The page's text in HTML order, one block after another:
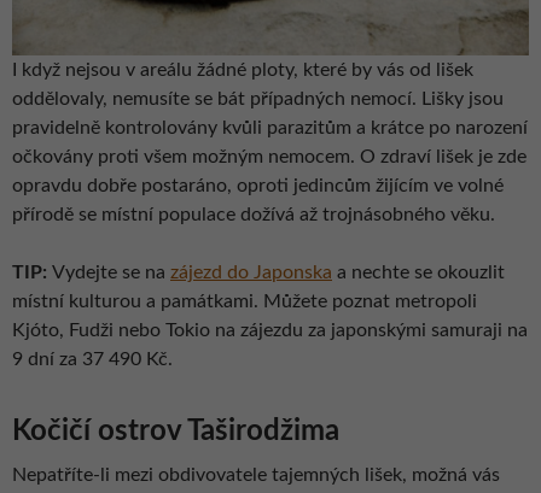
I když nejsou v areálu žádné ploty, které by vás od lišek
oddělovaly, nemusíte se bát případných nemocí. Lišky jsou
pravidelně kontrolovány kvůli parazitům a krátce po narození
očkovány proti všem možným nemocem. O zdraví lišek je zde
opravdu dobře postaráno, oproti jedincům žijícím ve volné
přírodě se místní populace dožívá až trojnásobného věku.
TIP: Vydejte se na zájezd do Japonska a nechte se okouzlit
místní kulturou a památkami. Můžete poznat metropoli
Kjóto, Fudži nebo Tokio na zájezdu za japonskými samuraji na
9 dní za 37 490 Kč.
Kočičí ostrov Taširodžima
Nepatříte-li mezi obdivovatele tajemných lišek, možná vás